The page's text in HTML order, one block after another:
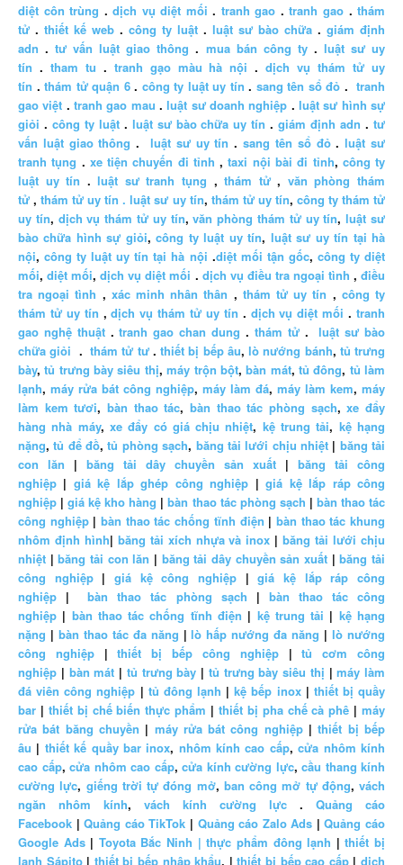
diệt côn trùng .dịch vụ diệt mối . tranh gao .tranh gao .thám
tử . thiết kế web . công ty luật . luật sư bào chữa . giám định
adn .tư vấn luật giao thông . mua bán công ty. luật sư uy
tín . tham tu . tranh gạo màu hà nội .dịch vụ thám tử uy
tín .thám tử quận 6. công ty luật uy tín . sang tên sổ đỏ .tranh
gao việt .tranh gao mau .luật sư doanh nghiệp .luật sư hình sự
giỏi . công ty luật. luật sư bào chữa uy tín .giám định adn .tư
vấn luật giao thông . luật sư uy tín .sang tên sổ đỏ.luật sư
tranh tụng . xe tiện chuyến đi tỉnh ,taxi nội bài đi tỉnh, công ty
luật uy tín .luật sư tranh tụng ,thám tử, văn phòng thám
tử ,thám tử uy tín . luật sư uy tín, thám tử uy tín, công ty thám tử
uy tín, dịch vụ thám tử uy tín,văn phòng thám tử uy tín,luật sư
bào chữa hình sự giỏi,công ty luật uy tín, luật sư uy tín tại hà
nội,công ty luật uy tín tại hà nội .diệt mối tận gốc, công ty diệt
mối,diệt mối,dịch vụ diệt mối . dịch vụ điều tra ngoại tình ,điều
tra ngoại tình , xác minh nhân thân , thám tử uy tín , công ty
thám tử uy tín ,dịch vụ thám tử uy tín . dịch vụ diệt mối .tranh
gao nghệ thuật.tranh gao chan dung . thám tử.luật sư bào
chữa giỏi .thám tử tư.thiết bị bếp âu,lò nướng bánh, tủ trưng
bày,tủ trưng bày siêu thị,máy trộn bột,bàn mát, tủ đông, tủ làm
lạnh, máy rửa bát công nghiệp, máy làm đá, máy làm kem, máy
làm kem tươi,bàn thao tác,bàn thao tác phòng sạch,xe đẩy
hàng nhà máy, xe đẩy có giá chịu nhiệt, kệ trung tải, kệ hạng
nặng,tủ để đồ,tủ phòng sạch, băng tải lưới chịu nhiệt| băng tải
con lăn | băng tải dây chuyền sản xuất | băng tải công
nghiệp | giá kệ lắp ghép công nghiệp |giá kệ lắp ráp công
nghiệp |giá kệ kho hàng |bàn thao tác phòng sạch | bàn thao tác
công nghiệp|bàn thao tác chống tĩnh điện | bàn thao tác khung
nhôm định hình| băng tải xích nhựa và inox |băng tải lưới chịu
nhiệt |băng tải con lăn | băng tải dây chuyền sản xuất |băng tải
công nghiệp|giá kệ công nghiệp |giá kệ lắp ráp công
nghiệp |bàn thao tác phòng sạch | bàn thao tác công
nghiệp | bàn thao tác chống tĩnh điện | kệ trung tải | kệ hạng
nặng | bàn thao tác đa năng |lò hấp nướng đa năng |lò nướng
công nghiệp|thiết bị bếp công nghiệp|tủ cơm công
nghiệp | bàn mát | tủ trưng bày | tủ trưng bày siêu thị |máy làm
đá viên công nghiệp | tủ đông lạnh |kệ bếp inox| thiết bị quầy
bar | thiết bị chế biến thực phẩm | thiết bị pha chế cà phê | máy
rửa bát băng chuyền | máy rửa bát công nghiệp|thiết bị bếp
âu | thiết kế quầy bar inox, nhôm kính cao cấp,cửa nhôm kính
cao cấp, cửa nhôm cao cấp, cửa kính cường lực, cầu thang kính
cường lực, giếng trời tự đóng mở, ban công mở tự động, vách
ngăn nhôm kính, vách kính cường lực . Quảng cáo
Facebook |Quảng cáo TikTok | Quảng cáo Zalo Ads |Quảng cáo
Google Ads| Toyota Bắc Ninh | thực phẩm đông lạnh |thiết bị
lạnh Sápito | thiết bị bếp nhập khẩu, |thiết bị bếp cao cấp|dịch